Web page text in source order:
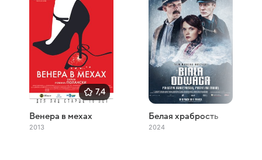
7,4
Венера в мехах
2013
Белая храбрость
2024